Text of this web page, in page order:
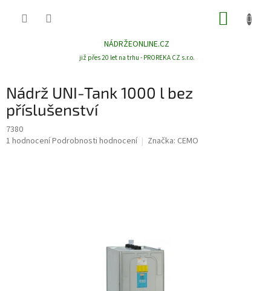
NÁDRŽEONLINE.CZ
již přes 20 let na trhu - PROREKA CZ s.r.o.
Nádrž UNI-Tank 1000 l bez
příslušenství
7380
Průměrné
1 hodnoceníPodrobnosti hodnocení Značka: CEMO